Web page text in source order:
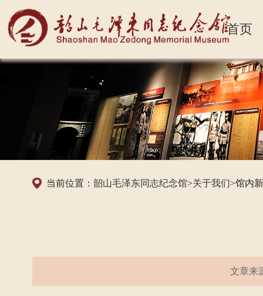
首页
当前位置： 韶山毛泽东同志纪念馆>关于我们>馆内
文章来